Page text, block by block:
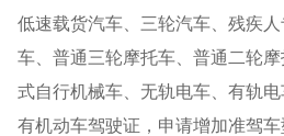
低速载货汽车、三轮汽车、残疾
车、普通三轮摩托车、普通二轮
式自行机械车、无轨电车、有轨
有机动车驾驶证，申请增加准驾